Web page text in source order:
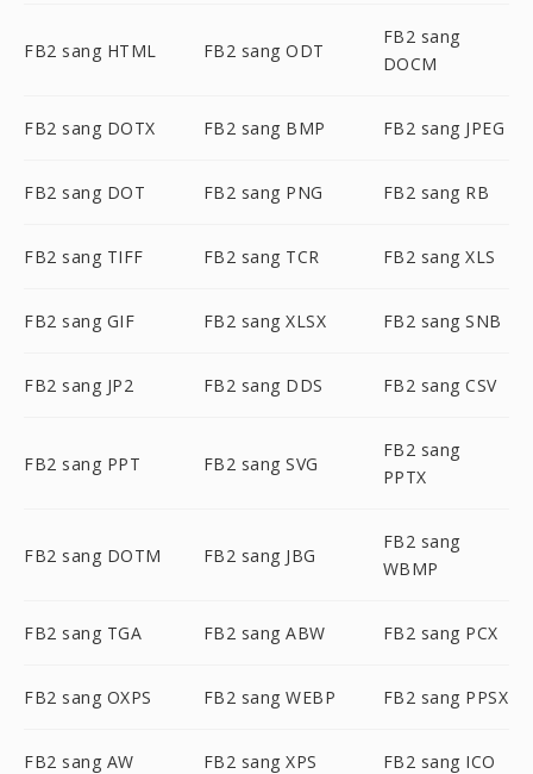
FB2 sang HTML FB2 sang ODT
FB2 sang
DOCM
FB2 sang DOTX FB2 sang BMP FB2 sang JPEG
FB2 sang DOT FB2 sang PNG FB2 sang RB
FB2 sang TIFF FB2 sang TCR FB2 sang XLS
FB2 sang GIF FB2 sang XLSX FB2 sang SNB
FB2 sang JP2 FB2 sang DDS FB2 sang CSV
FB2 sang PPT FB2 sang SVG
FB2 sang
PPTX
FB2 sang DOTM FB2 sang JBG
FB2 sang
WBMP
FB2 sang TGA FB2 sang ABW FB2 sang PCX
FB2 sang OXPS FB2 sang WEBP FB2 sang PPSX
FB2 sang AW FB2 sang XPS FB2 sang ICO